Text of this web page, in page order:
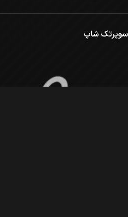
سوپرتک شاپ